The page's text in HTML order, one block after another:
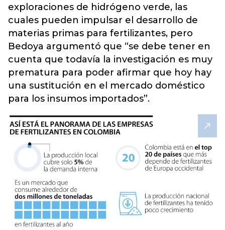
exploraciones de hidrógeno verde, las
cuales pueden impulsar el desarrollo de
materias primas para fertilizantes, pero
Bedoya argumentó que “se debe tener en
cuenta que todavía la investigación es muy
prematura para poder afirmar que hoy hay
una sustitución en el mercado doméstico
para los insumos importados”.